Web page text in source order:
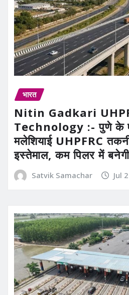
भारत
Nitin Gadkari
Technology :- पुणे के
मलेशियाई UHPFRC
इस्तेमाल, कम पिलर में
Satvik Samachar Jul